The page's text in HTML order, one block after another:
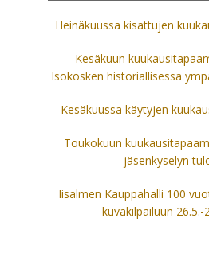
Heinäkuussa kisattujen
Kesäkuun
Isokosken historiallisessa
Kesäkuussa käytyjen
Toukokuun
jäsenkyselyn
Iisalmen Kauppahalli 100
kuvakilpailuun 26.5.-